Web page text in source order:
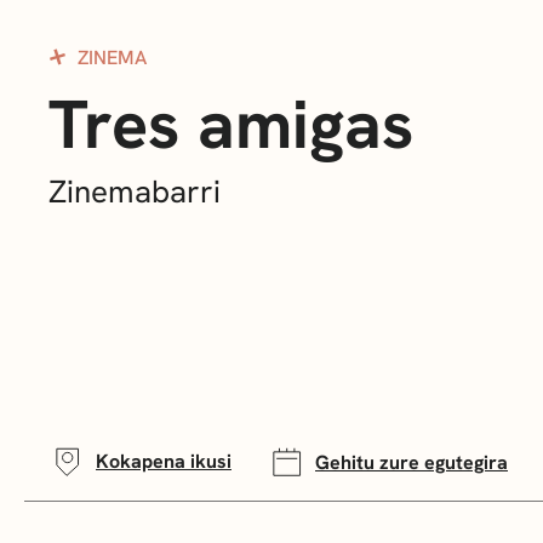
ZINEMA
Tres amigas
Zinemabarri
Kokapena ikusi Gehitu zure egutegira